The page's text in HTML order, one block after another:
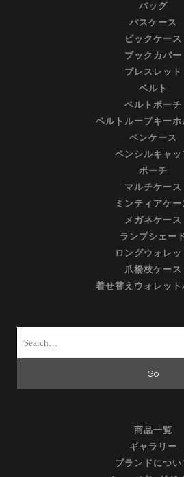
バッグ
パスケース
ピックケース
ブックカバー
ブレスレット
ベルト
ベルトポーチ
ベルトループキーホ
ペンケース
ペンシルキャッ
ポーチ
マルチケース
ミンティアケー
メガネケース
ランプシェー
ロングウォレッ
爪楊枝ケース
着せ替えウォレット
商品一覧
ギャラリー
ブランドについ